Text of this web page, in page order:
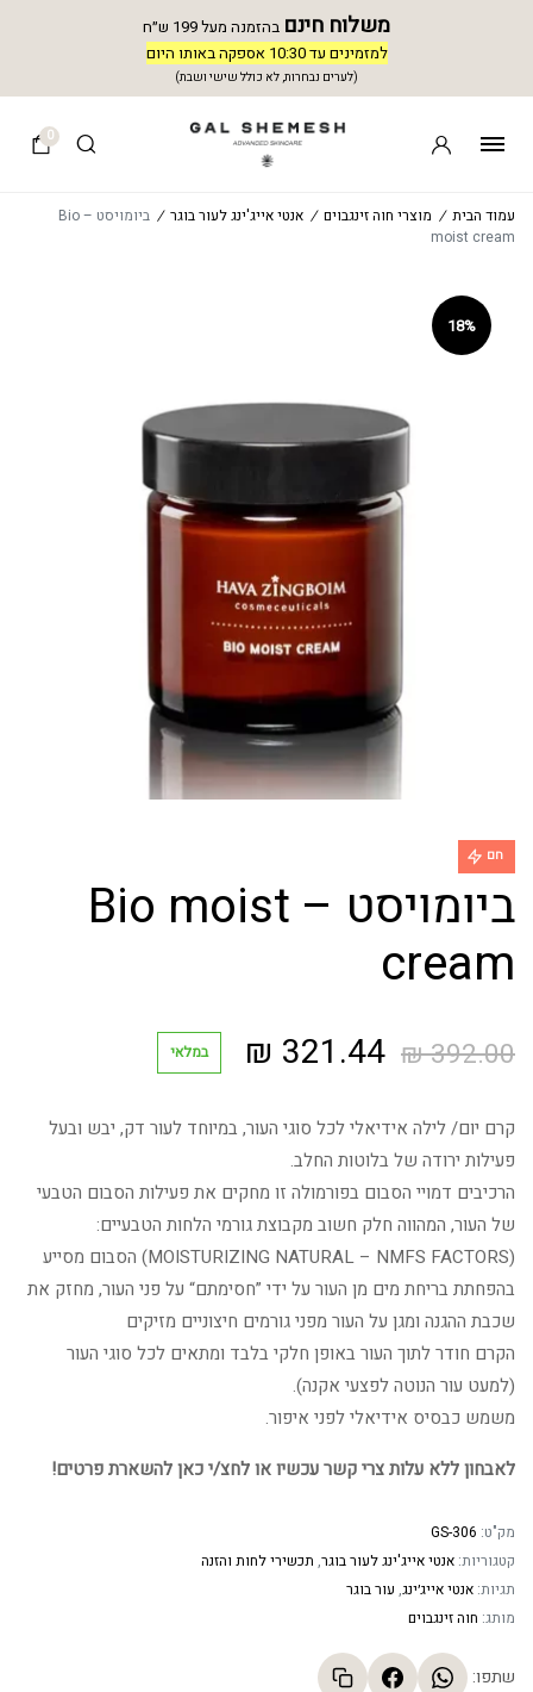
משלוח חינם בהזמנה מעל 199 ש״ח
למזמינים עד 10:30 אספקה באותו היום
(לערים נבחרות, לא כולל שישי ושבת)
0
עמוד הבית / מוצרי חוה זינגבוים / אנטי אייג'ינג לעור בוגר /
ביומויסט – Bio
moist cream
18%
ביומויסט – Bio moist
cream
חם
392.00
₪ המחיר
המקורי
היה:
392.00 ₪.
321.44
₪ המחיר
הנוכחי
321.44 ₪.
במלאי
קרם יום/ לילה אידיאלי לכל סוגי העור, במיוחד לעור דק, יבש ובעל
פעילות ירודה של בלוטות החלב.
הרכיבים דמויי הסבום בפורמולה זו מחקים את פעילות הסבום הטבעי
של העור, המהווה חלק חשוב מקבוצת גורמי הלחות הטבעיים:
(MOISTURIZING NATURAL – NMFS FACTORS) הסבום מסייע
בהפחתת בריחת מים מן העור על ידי ”חסימתם“ על פני העור, מחזק את
שכבת ההגנה ומגן על העור מפני גורמים חיצוניים מזיקים
הקרם חודר לתוך העור באופן חלקי בלבד ומתאים לכל סוגי העור
(למעט עור הנוטה לפצעי אקנה).
משמש כבסיס אידיאלי לפני איפור.
לאבחון ללא עלות צרי קשר עכשיו או לחצ/י כאן להשארת פרטים!
מק"ט: GS-306
קטגוריות: אנטי אייג'ינג לעור בוגר, תכשירי לחות והזנה
תגיות: אנטי אייג׳ינג, עור בוגר
מותג: חוה זינגבוים
שתפו: